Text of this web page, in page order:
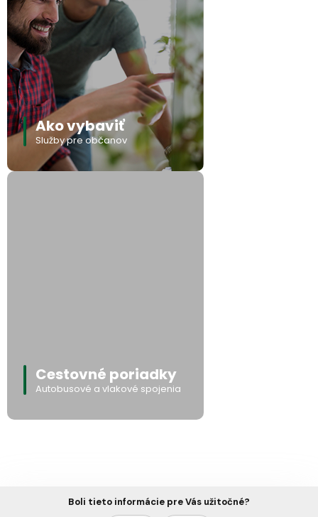
Ako vybaviť
Služby pre občanov
Cestovné poriadky
Autobusové a vlakové spojenia
Boli tieto informácie pre Vás užitočné?